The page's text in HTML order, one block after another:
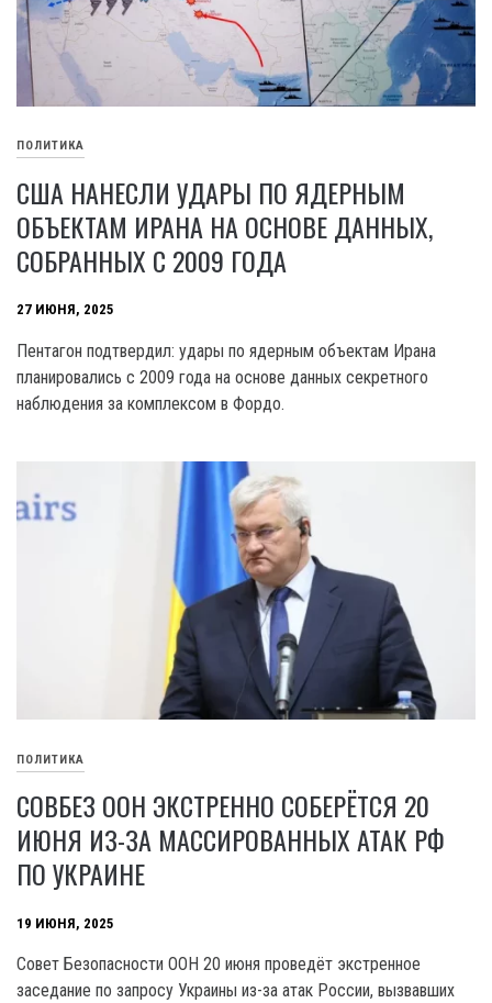
ПОЛИТИКА
США НАНЕСЛИ УДАРЫ ПО ЯДЕРНЫМ
ОБЪЕКТАМ ИРАНА НА ОСНОВЕ ДАННЫХ,
СОБРАННЫХ С 2009 ГОДА
27 ИЮНЯ, 2025
Пентагон подтвердил: удары по ядерным объектам Ирана
планировались с 2009 года на основе данных секретного
наблюдения за комплексом в Фордо.
ПОЛИТИКА
СОВБЕЗ ООН ЭКСТРЕННО СОБЕРЁТСЯ 20
ИЮНЯ ИЗ-ЗА МАССИРОВАННЫХ АТАК РФ
ПО УКРАИНЕ
19 ИЮНЯ, 2025
Совет Безопасности ООН 20 июня проведёт экстренное
заседание по запросу Украины из-за атак России, вызвавших